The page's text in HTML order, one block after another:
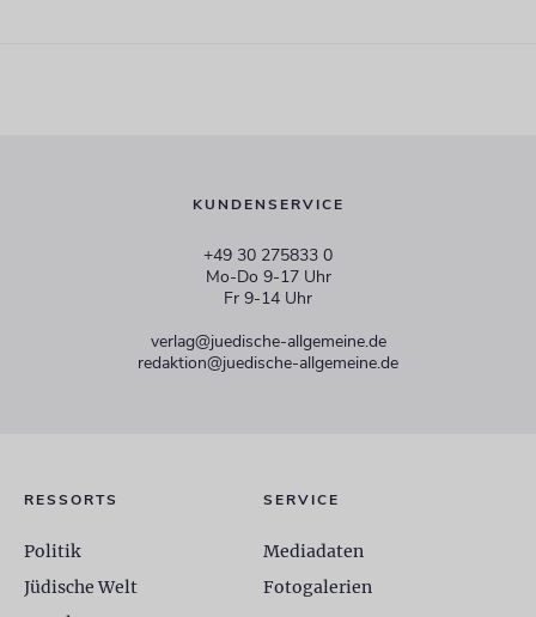
KUNDENSERVICE
+49 30 275833 0
Mo-Do 9-17 Uhr
Fr 9-14 Uhr
verlag@juedische-allgemeine.de
redaktion@juedische-allgemeine.de
RESSORTS
Politik
Jüdische Welt
SERVICE
Mediadaten
Fotogalerien